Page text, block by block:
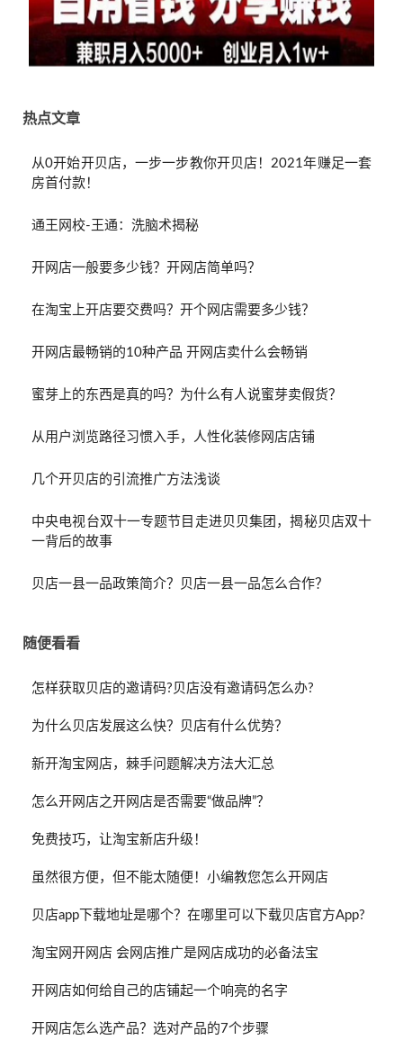
热点文章
从0开始开贝店，一步一步教你开贝店！2021年赚足一套
房首付款！
通王网校-王通：洗脑术揭秘
开网店一般要多少钱？开网店简单吗？
在淘宝上开店要交费吗？开个网店需要多少钱？
开网店最畅销的10种产品 开网店卖什么会畅销
蜜芽上的东西是真的吗？为什么有人说蜜芽卖假货？
从用户浏览路径习惯入手，人性化装修网店店铺
几个开贝店的引流推广方法浅谈
中央电视台双十一专题节目走进贝贝集团，揭秘贝店双十
一背后的故事
贝店一县一品政策简介？贝店一县一品怎么合作？
随便看看
怎样获取贝店的邀请码?贝店没有邀请码怎么办?
为什么贝店发展这么快？贝店有什么优势？
新开淘宝网店，棘手问题解决方法大汇总
怎么开网店之开网店是否需要“做品牌”？
免费技巧，让淘宝新店升级！
虽然很方便，但不能太随便！小编教您怎么开网店
贝店app下载地址是哪个？在哪里可以下载贝店官方App?
淘宝网开网店 会网店推广是网店成功的必备法宝
开网店如何给自己的店铺起一个响亮的名字
开网店怎么选产品？选对产品的7个步骤